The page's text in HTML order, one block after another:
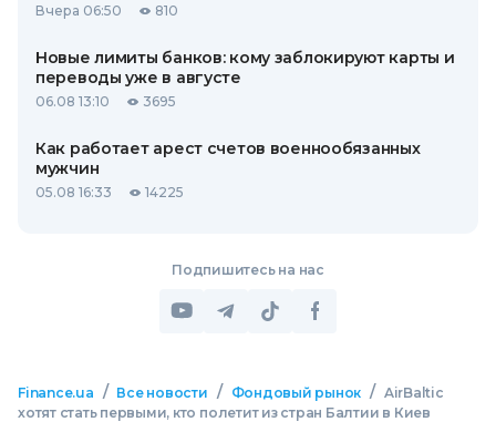
Вчера 06:50 810
Новые лимиты банков: кому заблокируют карты и
переводы уже в августе
06.08 13:10 3695
Как работает арест счетов военнообязанных
мужчин
05.08 16:33 14225
Подпишитесь на нас
Finance.ua / Все новости / Фондовый рынок / AirBaltic
хотят стать первыми, кто полетит из стран Балтии в Киев